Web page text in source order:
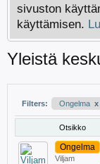
sivuston
käyttämisen.
Yleistä
Filters: Ongelma x
Otsikko
Ongelma
Viljam